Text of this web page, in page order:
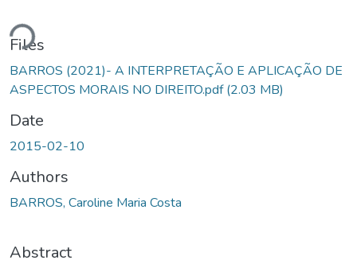
Files
BARROS (2021)- A INTERPRETAÇÃO E APLICAÇÃO DE
ASPECTOS MORAIS NO DIREITO.pdf(2.03 MB)
Date
2015-02-10
Authors
BARROS, Caroline Maria Costa
Abstract